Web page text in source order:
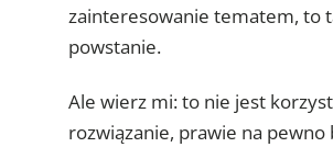
zainteresowanie tematem, to
powstanie.
Ale wierz mi: to nie jest
rozwiązanie, prawie na pewno